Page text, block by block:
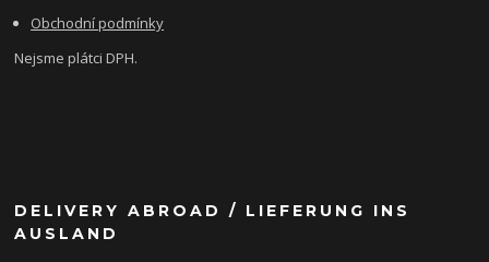
Obchodní podmínky
Nejsme plátci DPH.
DELIVERY ABROAD / LIEFERUNG INS
AUSLAND